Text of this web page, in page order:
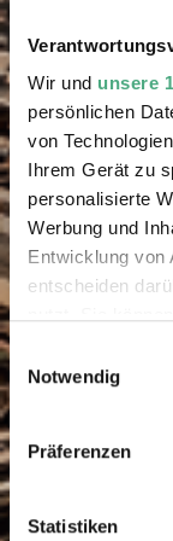
Wir und unsere
persönlichen
von
Ihrem Gerät zu
personalisierte
Werbung und
Entwicklung von
entscheiden
Trigger Symbol
Ihr Gerät
Einwilligungsauswahl
Notwendig
Präferenzen
Statistiken